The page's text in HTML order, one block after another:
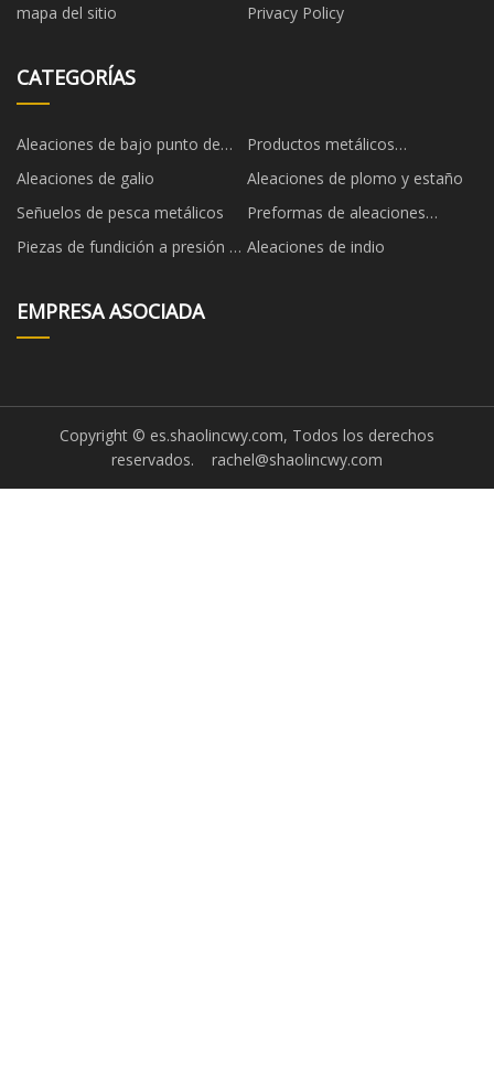
mapa del sitio
Privacy Policy
CATEGORÍAS
Aleaciones de bajo punto de
fusión
Productos metálicos
personalizados
Aleaciones de galio
Aleaciones de plomo y estaño
Señuelos de pesca metálicos
Preformas de aleaciones
fusibles
Piezas de fundición a presión de Aleaciones de indio
EMPRESA ASOCIADA
Copyright © es.shaolincwy.com, Todos los derechos
reservados. rachel@shaolincwy.com